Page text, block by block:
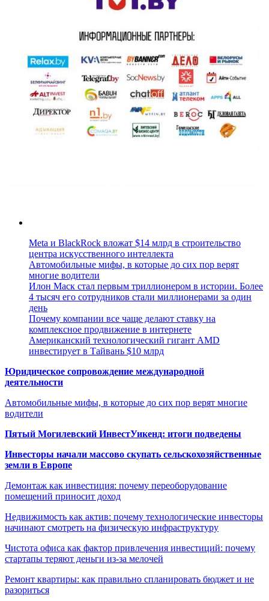
Meta и BlackRock вложат $14 млрд в строительство
центра искусственного интеллекта
Автомобильные мифы, в которые до сих пор верят
многие водители
Илон Маск стал первым триллионером в истории. Более
4 тысяч его сотрудников стали миллионерами за один
день
Почему компании все чаще делают ставку на
комплексное продвижение в интернете
Американский технологический гигант AMD
инвестирует в Тайвань $10 млрд
Юридическое сопровождение международной
деятельности
Автомобильные мифы, в которые до сих пор верят многие
водители
Пятый Могилевский ИнвестУикенд: итоги подведены
Инвесторы начали массово скупать сельскохозяйственные
земли в Европе
Демонтаж как инвестиция: почему переоборудование
помещений приносит доход
Недвижимость как актив: почему технологические инвесторы
начинают смотреть на физическую инфраструктуру
Чистота офиса как фактор привлечения инвестиций: почему
стартапы теряют деньги из-за мелочей
Ремонт квартиры: как правильно спланировать бюджет и не
разориться